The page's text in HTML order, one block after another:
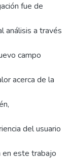
fue de
análisis a través
campo
acerca de la
del usuario
en este trabajo